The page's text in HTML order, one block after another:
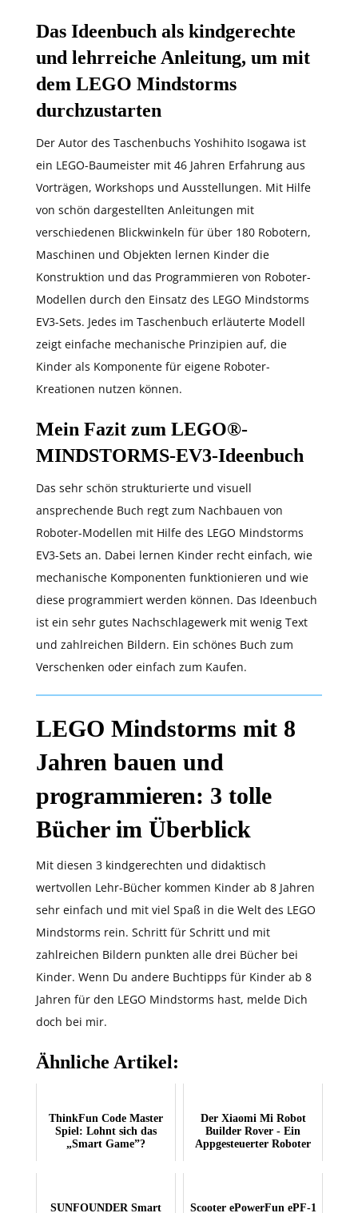
Das Ideenbuch als kindgerechte
und lehrreiche Anleitung, um mit
dem LEGO Mindstorms
durchzustarten
Der Autor des Taschenbuchs Yoshihito Isogawa ist
ein LEGO-Baumeister mit 46 Jahren Erfahrung aus
Vorträgen, Workshops und Ausstellungen. Mit Hilfe
von schön dargestellten Anleitungen mit
verschiedenen Blickwinkeln für über 180 Robotern,
Maschinen und Objekten lernen Kinder die
Konstruktion und das Programmieren von Roboter-
Modellen durch den Einsatz des LEGO Mindstorms
EV3-Sets. Jedes im Taschenbuch erläuterte Modell
zeigt einfache mechanische Prinzipien auf, die
Kinder als Komponente für eigene Roboter-
Kreationen nutzen können.
Mein Fazit zum LEGO®-
MINDSTORMS-EV3-Ideenbuch
Das sehr schön strukturierte und visuell
ansprechende Buch regt zum Nachbauen von
Roboter-Modellen mit Hilfe des LEGO Mindstorms
EV3-Sets an. Dabei lernen Kinder recht einfach, wie
mechanische Komponenten funktionieren und wie
diese programmiert werden können. Das Ideenbuch
ist ein sehr gutes Nachschlagewerk mit wenig Text
und zahlreichen Bildern. Ein schönes Buch zum
Verschenken oder einfach zum Kaufen.
LEGO Mindstorms mit 8
Jahren bauen und
programmieren: 3 tolle
Bücher im Überblick
Mit diesen 3 kindgerechten und didaktisch
wertvollen Lehr-Bücher kommen Kinder ab 8 Jahren
sehr einfach und mit viel Spaß in die Welt des LEGO
Mindstorms rein. Schritt für Schritt und mit
zahlreichen Bildern punkten alle drei Bücher bei
Kinder. Wenn Du andere Buchtipps für Kinder ab 8
Jahren für den LEGO Mindstorms hast, melde Dich
doch bei mir.
Ähnliche Artikel:
ThinkFun Code Master
Spiel: Lohnt sich das
„Smart Game”?
Der Xiaomi Mi Robot
Builder Rover - Ein
Appgesteuerter Roboter
SUNFOUNDER Smart Scooter ePowerFun ePF-1